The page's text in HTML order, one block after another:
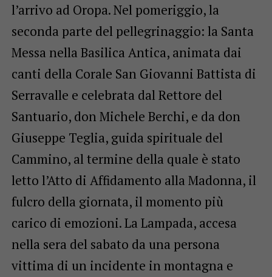
l’arrivo ad Oropa. Nel pomeriggio, la
seconda parte del pellegrinaggio: la Santa
Messa nella Basilica Antica, animata dai
canti della Corale San Giovanni Battista di
Serravalle e celebrata dal Rettore del
Santuario, don Michele Berchi, e da don
Giuseppe Teglia, guida spirituale del
Cammino, al termine della quale è stato
letto l’Atto di Affidamento alla Madonna, il
fulcro della giornata, il momento più
carico di emozioni. La Lampada, accesa
nella sera del sabato da una persona
vittima di un incidente in montagna e